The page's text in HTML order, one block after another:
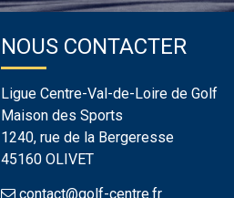
NOUS CONTACTER
Ligue Centre-Val-de-Loire de Golf
Maison des Sports
1240, rue de la Bergeresse
45160 OLIVET
contact@golf-centre.fr